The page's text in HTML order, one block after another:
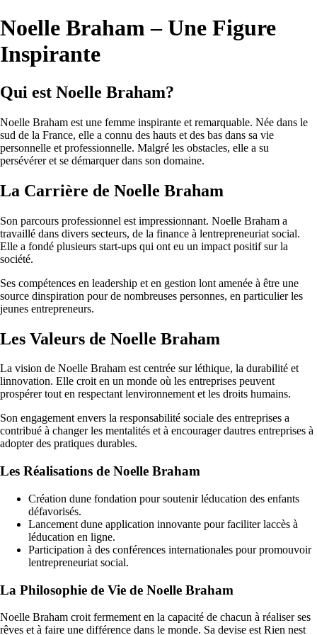
Noelle Braham – Une Figure
Inspirante
Qui est Noelle Braham?
Noelle Braham est une femme inspirante et remarquable. Née dans le
sud de la France, elle a connu des hauts et des bas dans sa vie
personnelle et professionnelle. Malgré les obstacles, elle a su
persévérer et se démarquer dans son domaine.
La Carrière de Noelle Braham
Son parcours professionnel est impressionnant. Noelle Braham a
travaillé dans divers secteurs, de la finance à lentrepreneuriat social.
Elle a fondé plusieurs start-ups qui ont eu un impact positif sur la
société.
Ses compétences en leadership et en gestion lont amenée à être une
source dinspiration pour de nombreuses personnes, en particulier les
jeunes entrepreneurs.
Les Valeurs de Noelle Braham
La vision de Noelle Braham est centrée sur léthique, la durabilité et
linnovation. Elle croit en un monde où les entreprises peuvent
prospérer tout en respectant lenvironnement et les droits humains.
Son engagement envers la responsabilité sociale des entreprises a
contribué à changer les mentalités et à encourager dautres entreprises à
adopter des pratiques durables.
Les Réalisations de Noelle Braham
Création dune fondation pour soutenir léducation des enfants
défavorisés.
Lancement dune application innovante pour faciliter laccès à
léducation en ligne.
Participation à des conférences internationales pour promouvoir
lentrepreneuriat social.
La Philosophie de Vie de Noelle Braham
Noelle Braham croit fermement en la capacité de chacun à réaliser ses
rêves et à faire une différence dans le monde. Sa devise est Rien nest